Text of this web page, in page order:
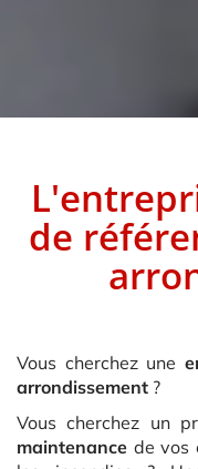
de
Vous cherchez une
arrondissement ?
Vous cherchez un
maintenance de vos